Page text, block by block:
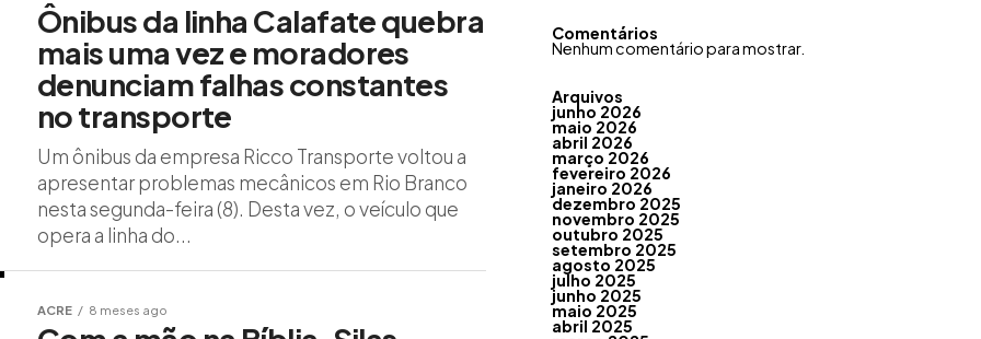
Ônibus da linha Calafate quebra
mais uma vez e moradores
denunciam falhas constantes
no transporte
Um ônibus da empresa Ricco Transporte voltou a
apresentar problemas mecânicos em Rio Branco
nesta segunda-feira (8). Desta vez, o veículo que
opera a linha do...
ACRE 8 meses ago
Comentários
Nenhum comentário para mostrar.
Arquivos
junho 2026
maio 2026
abril 2026
março 2026
fevereiro 2026
janeiro 2026
dezembro 2025
novembro 2025
outubro 2025
setembro 2025
agosto 2025
julho 2025
junho 2025
maio 2025
abril 2025